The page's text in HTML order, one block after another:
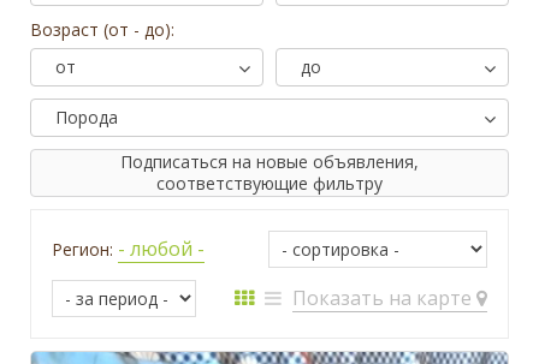
Возраст (от - до):
от
до
Порода
Подписаться на новые объявления,
соответствующие фильтру
Регион: - любой -
Показать на карте